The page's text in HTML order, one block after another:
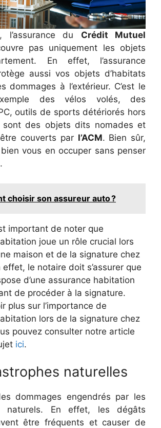
l’assurance du Crédit Mutuel
pas uniquement les objets
En effet, l’assurance
aussi vos objets d’habitats
dommages à l’extérieur. C’est le
des vélos volés, des
outils de sports détériorés hors
sont des objets dits nomades et
couverts par l’ACM. Bien sûr,
vous en occuper sans penser
choisir son assureur auto ?
important de noter que
joue un rôle crucial lors
maison et de la signature chez
effet, le notaire doit s’assurer que
d’une assurance habitation
de procéder à la signature.
plus sur l’importance de
lors de la signature chez
pouvez consulter notre article
ici.
naturelles
dommages engendrés par les
naturels. En effet, les dégâts
être fréquents et causer de